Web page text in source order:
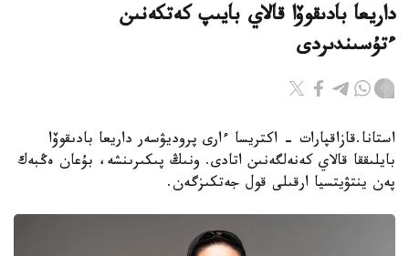
داريعا بادىقوۆا قالاي بايىپ كەتكەنىن
ءتۇسىندىردى
استانا.قازاقپارات - اكتريسا ءارى پروديۋسەر داريعا بادىقوۆا
بايلىققا قالاي كەنەلگەنىن اتادى. ونىڭ پىكىرىنشە، بۇعان ەڭبەك
پەن ينتۋيتسيا ارقىلى قول جەتكىزگەن.